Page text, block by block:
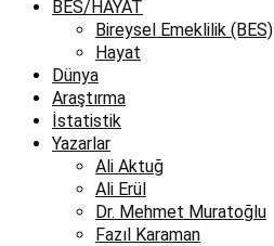
BES/HAYAT
Bireysel Emeklilik (BES)
Hayat
Dünya
Araştırma
İstatistik
Yazarlar
Ali Aktuğ
Ali Erül
Dr. Mehmet Muratoğlu
Fazıl Karaman